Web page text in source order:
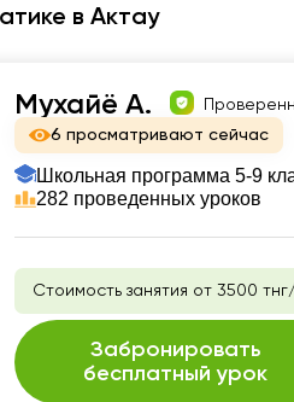
в Актау
Мухайё А.
6 просматривают сейчас
Школьная программа 5-9
282 проведенных уроков
Стоимость занятия от 3500
Забронировать
бесплатный урок